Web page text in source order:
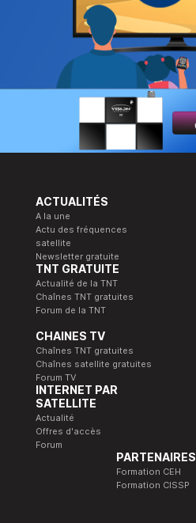
ACTUALITÉS
A la une
Actu des fréquences
satellite
Newsletter gratuite
TNT GRATUITE
Actualité de la TNT
Chaînes TNT gratuites
Forum de la TNT
CHAINES TV
Chaînes TNT gratuites
Chaînes satellite gratuites
Forum TV
INTERNET PAR
SATELLITE
Actualité
Offres d'accès
Forum
PARTENAIRES
Formation CEH
Formation CISSP